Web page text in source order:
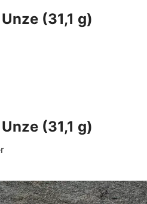
(31,1 g)
(31,1 g)